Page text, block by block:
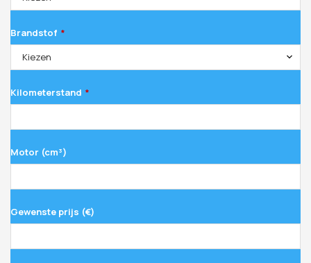
Brandstof *
Kiezen
Kilometerstand *
Motor (cm³)
Gewenste prijs (€)